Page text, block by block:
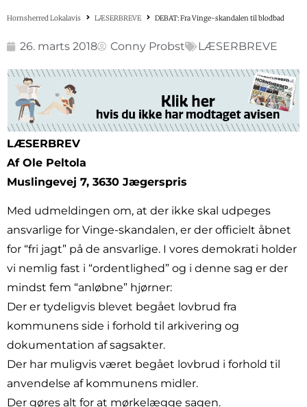
Hornsherred Lokalavis LÆSERBREVE DEBAT: Fra Vinge-skandalen til blodbad
26. marts 2018 Conny Probst LÆSERBREVE
LÆSERBREV
Af Ole Peltola
Muslingevej 7, 3630 Jægerspris
Med udmeldingen om, at der ikke skal udpeges
ansvarlige for Vinge-skandalen, er der officielt åbnet
for “fri jagt” på de ansvarlige. I vores demokrati holder
vi nemlig fast i “ordentlighed” og i denne sag er der
mindst fem “anløbne” hjørner:
Der er tydeligvis blevet begået lovbrud fra
kommunens side i forhold til arkivering og
dokumentation af sagsakter.
Der har muligvis været begået lovbrud i forhold til
anvendelse af kommunens midler.
Der gøres alt for at mørkelægge sagen.